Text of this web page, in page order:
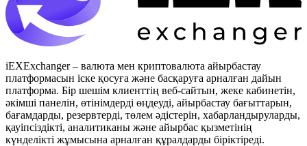
iEXExchanger – валюта мен криптовалюта айырбастау
платформасын іске қосуға және басқаруға арналған дайын
платформа. Бір шешім клиенттің веб-сайтын, жеке кабинетін,
әкімші панелін, өтінімдерді өңдеуді, айырбастау бағыттарын,
бағамдарды, резервтерді, төлем әдістерін, хабарландыруларды,
қауіпсіздікті, аналитиканы және айырбас қызметінің
күнделікті жұмысына арналған құралдарды біріктіреді.